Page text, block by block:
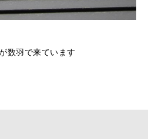
数羽で来ています